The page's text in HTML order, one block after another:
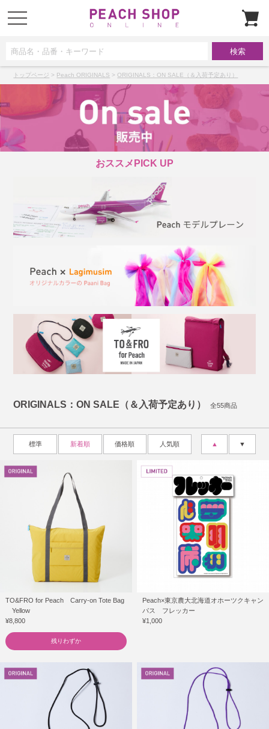
t
o
a
i
a
t
i
トップページ > Peach ORIGINALS >ORIGINALS：ON SALE（＆入荷予定あり）
おススメPICK UP
ORIGINALS：ON SALE（＆入荷予定あり） 全55商品
標準 新着順 価格順 人気順 ▼
▲
TO&FRO for Peach Carry-on Tote Bag
Yellow
¥8,800
残りわずか
Peach×東京農大北海道オホーツクキャン
パス フレッカー
¥1,000